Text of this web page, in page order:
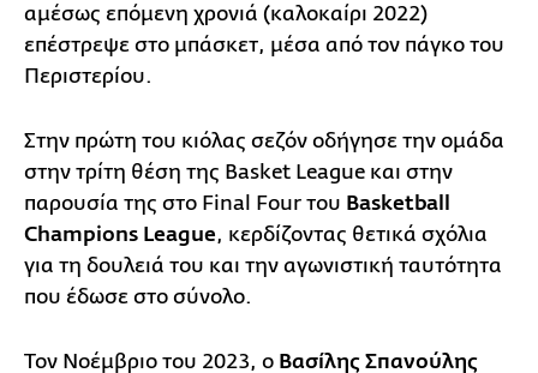
αμέσως επόμενη χρονιά (καλοκαίρι 2022)
επέστρεψε στο μπάσκετ, μέσα από τον πάγκο του
Περιστερίου.
Στην πρώτη του κιόλας σεζόν οδήγησε την ομάδα
στην τρίτη θέση της Basket League και στην
παρουσία της στο Final Four του Basketball
Champions League, κερδίζοντας θετικά σχόλια
για τη δουλειά του και την αγωνιστική ταυτότητα
που έδωσε στο σύνολο.
Τον Νοέμβριο του 2023, ο Βασίλης Σπανούλης